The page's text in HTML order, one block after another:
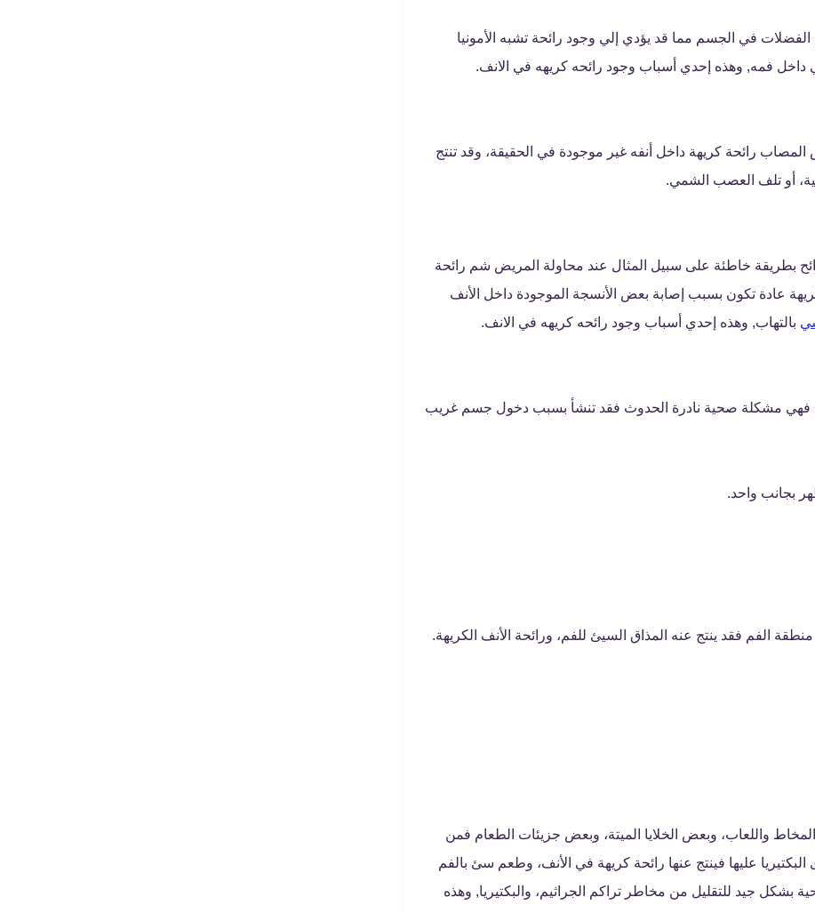
الفضلات في الجسم مما قد يؤدي إلي وجود رائحة تشبه الأمونيا
فمه, وهذه إحدي أسباب وجود رائحه كريهه في الانف.
رائحة كريهة داخل أنفه غير موجودة في الحقيقة، وقد تنتج
أو تلف العصب الشمي.
بطريقة خاطئة على سبيل المثال عند محاولة المريض شم رائحة
عادة تكون بسبب إصابة بعض الأنسجة الموجودة داخل الأنف
بالتهاب, وهذه إحدي أسباب وجود رائحه كريهه في الانف.
فهي مشكلة صحية نادرة الحدوث فقد تنشأ بسبب دخول جسم غريب
بجانب واحد.
الفم فقد ينتج عنه المذاق السيئ للفم، ورائحة الأنف الكريهة.
واللعاب، وبعض الخلايا الميتة، وبعض جزيئات الطعام فمن
عليها فينتج عنها رائحة كريهة في الأنف، وطعم سئ بالفم
بشكل جيد للتقليل من مخاطر تراكم الجراثيم، والبكتيريا, وهذه